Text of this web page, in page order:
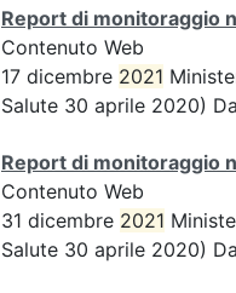
Report di monitoraggio
Contenuto Web
17 dicembre 2021
Salute 30 aprile 2020)
Report di monitoraggio
Contenuto Web
31 dicembre 2021
Salute 30 aprile 2020)